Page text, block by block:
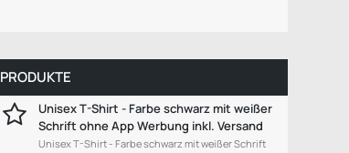
PRODUKTE
Unisex T-Shirt - Farbe schwarz mit weißer
Schrift ohne App Werbung inkl. Versand
Unisex T-Shirt - Farbe schwarz mit weißer Schrift